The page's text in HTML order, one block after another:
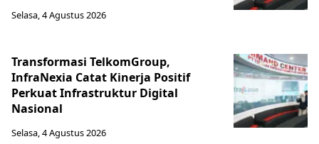
Selasa, 4 Agustus 2026
Transformasi TelkomGroup,
InfraNexia Catat Kinerja Positif
Perkuat Infrastruktur Digital
Nasional
Selasa, 4 Agustus 2026